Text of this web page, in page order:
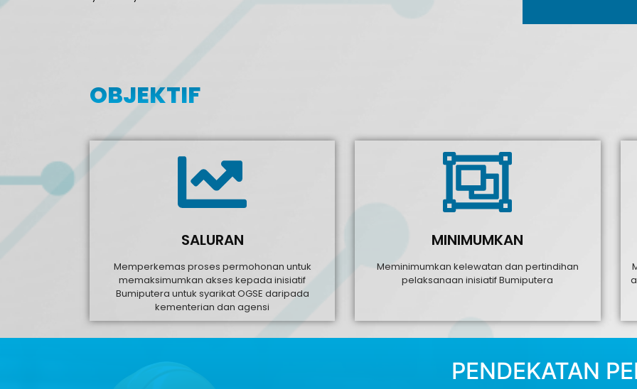
OBJEKTIF
SALURAN
Memperkemas proses permohonan untuk
memaksimumkan akses kepada inisiatif
Bumiputera untuk syarikat OGSE daripada
kementerian dan agensi
MINIMUMKAN
Meminimumkan kelewatan dan pertindihan
pelaksanaan inisiatif Bumiputera
PENDEKATAN